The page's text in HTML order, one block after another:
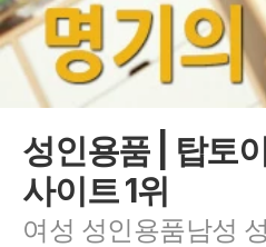
성인용품 | 탑토
사이트 1위
여성 성인용품남성